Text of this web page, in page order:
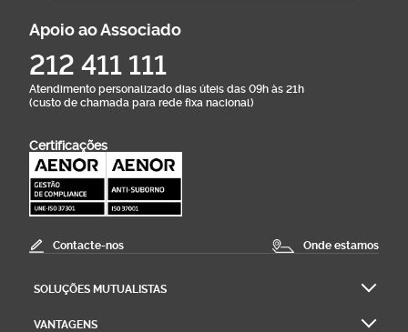
Apoio ao Associado
212 411 111
Atendimento personalizado dias úteis das 09h às 21h
(custo de chamada para rede fixa nacional)
Certificações
Contacte-nos Onde estamos
SOLUÇÕES MUTUALISTAS
VANTAGENS